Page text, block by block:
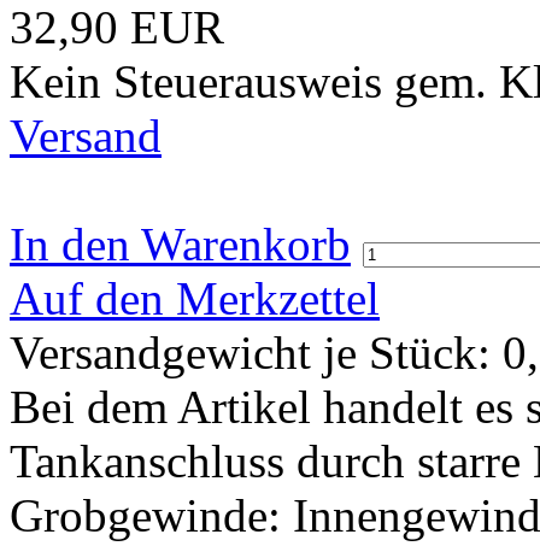
32,90 EUR
Kein Steuerausweis gem.
Versand
In den Warenkorb
Auf den Merkzettel
Versandgewicht je Stück:
Bei dem Artikel handelt es
Tankanschluss durch
Grobgewinde: